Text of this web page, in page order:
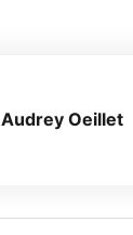
Audrey Oeillet